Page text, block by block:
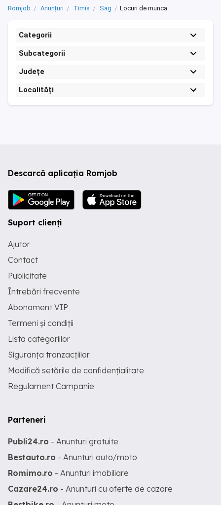
Romjob Anunțuri Timis Sag Locuri de munca
Categorii
Subcategorii
Județe
Localități
Descarcă aplicația Romjob
Suport clienți
Ajutor
Contact
Publicitate
Întrebări frecvente
Abonament VIP
Termeni și condiții
Lista categoriilor
Siguranța tranzacțiilor
Modifică setările de confidențialitate
Regulament Campanie
Parteneri
Publi24.ro - Anunturi gratuite
Bestauto.ro - Anunturi auto/moto
Romimo.ro - Anunturi imobiliare
Cazare24.ro - Anunturi cu oferte de cazare